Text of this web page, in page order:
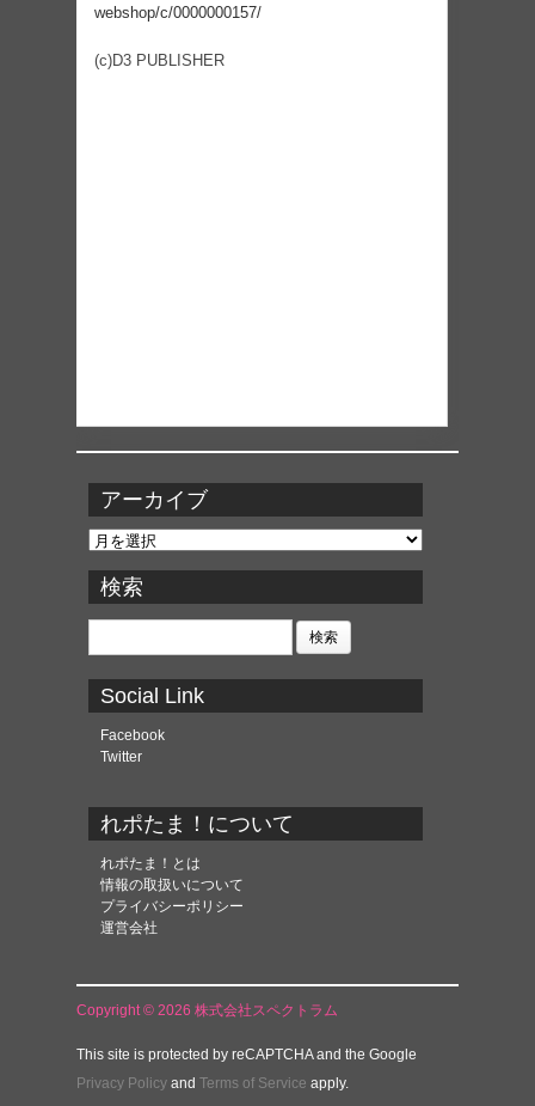
webshop/c/0000000157/
(c)D3 PUBLISHER
アーカイブ
ア
カ
イ
ブ
検索
検
Social Link
Facebook
Twitter
れポたま！について
れポたま！とは
情報の取扱いについて
プライバシーポリシー
運営会社
Copyright © 2026 株式会社スペクトラム
This site is protected by reCAPTCHA and the Google
Privacy Policy and Terms of Service apply.